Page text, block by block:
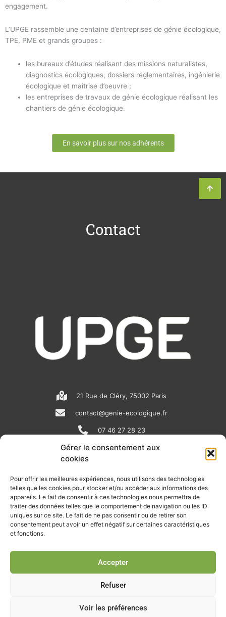
Gérer le consentement aux
cookies
Pour offrir les meilleures expériences, nous utilisons des technologies
telles que les cookies pour stocker et/ou accéder aux informations des
appareils. Le fait de consentir à ces technologies nous permettra de
traiter des données telles que le comportement de navigation ou les ID
uniques sur ce site. Le fait de ne pas consentir ou de retirer son
consentement peut avoir un effet négatif sur certaines caractéristiques
et fonctions.
Accepter
Refuser
Voir les préférences
engagement.
L’UPGE rassemble une centaine d’entreprises de génie écologique,
TPE, PME et grands groupes :
les bureaux d’études réalisant des missions naturalistes,
diagnostics écologiques, dossiers réglementaires, ingénierie
écologique et maîtrise d’oeuvre ;
les entreprises de travaux de génie écologique réalisant les
chantiers de génie écologique.
En savoir plus sur nos adhérents
Contact
21 Rue de Cléry, 75002 Paris
contact@genie-ecologique.fr
07 46 27 28 23
N
e
w
s
p
p
e
i
n
k
e
i
n
o
u
t
u
e
RECEVOIR L'ACTU DE LA FILIÈRE
Retrouvez tous les mois les articles terrain de nos adhérents, les
rendez-vous importants de la filière, nos offres de stages et
Je m'abonne à la lettre d'info